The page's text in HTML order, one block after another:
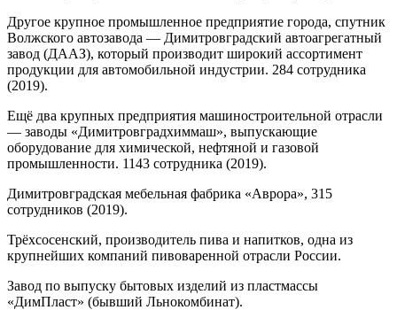
Другое крупное промышленное предприятие города, спутник
Волжского автозавода — Димитровградский автоагрегатный
завод (ДААЗ), который производит широкий ассортимент
продукции для автомобильной индустрии. 284 сотрудника
(2019).
Ещё два крупных предприятия машиностроительной отрасли
— заводы «Димитровградхиммаш», выпускающие
оборудование для химической, нефтяной и газовой
промышленности. 1143 сотрудника (2019).
Димитровградская мебельная фабрика «Аврора», 315
сотрудников (2019).
Трёхсосенский, производитель пива и напитков, одна из
крупнейших компаний пивоваренной отрасли России.
Завод по выпуску бытовых изделий из пластмассы
«ДимПласт» (бывший Льнокомбинат).